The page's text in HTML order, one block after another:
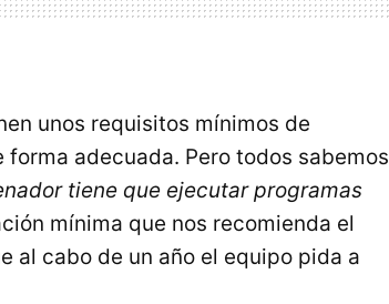
unos requisitos mínimos de
adecuada. Pero todos sabemos
tiene que ejecutar programas
mínima que nos recomienda el
al cabo de un año el equipo pida a